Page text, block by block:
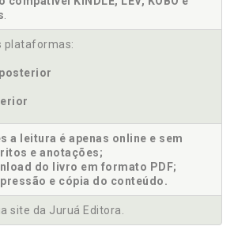
plataformas:
a leitura é apenas online e sem
e anotações;
do livro em formato PDF;
e cópia do conteúdo.
site da Juruá Editora.